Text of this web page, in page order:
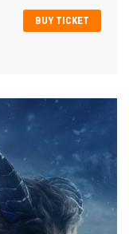
BUY TICKET